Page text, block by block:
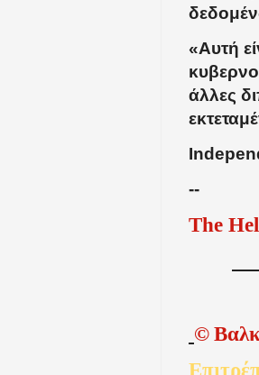
«Αυτή
άλλες
--
The
©